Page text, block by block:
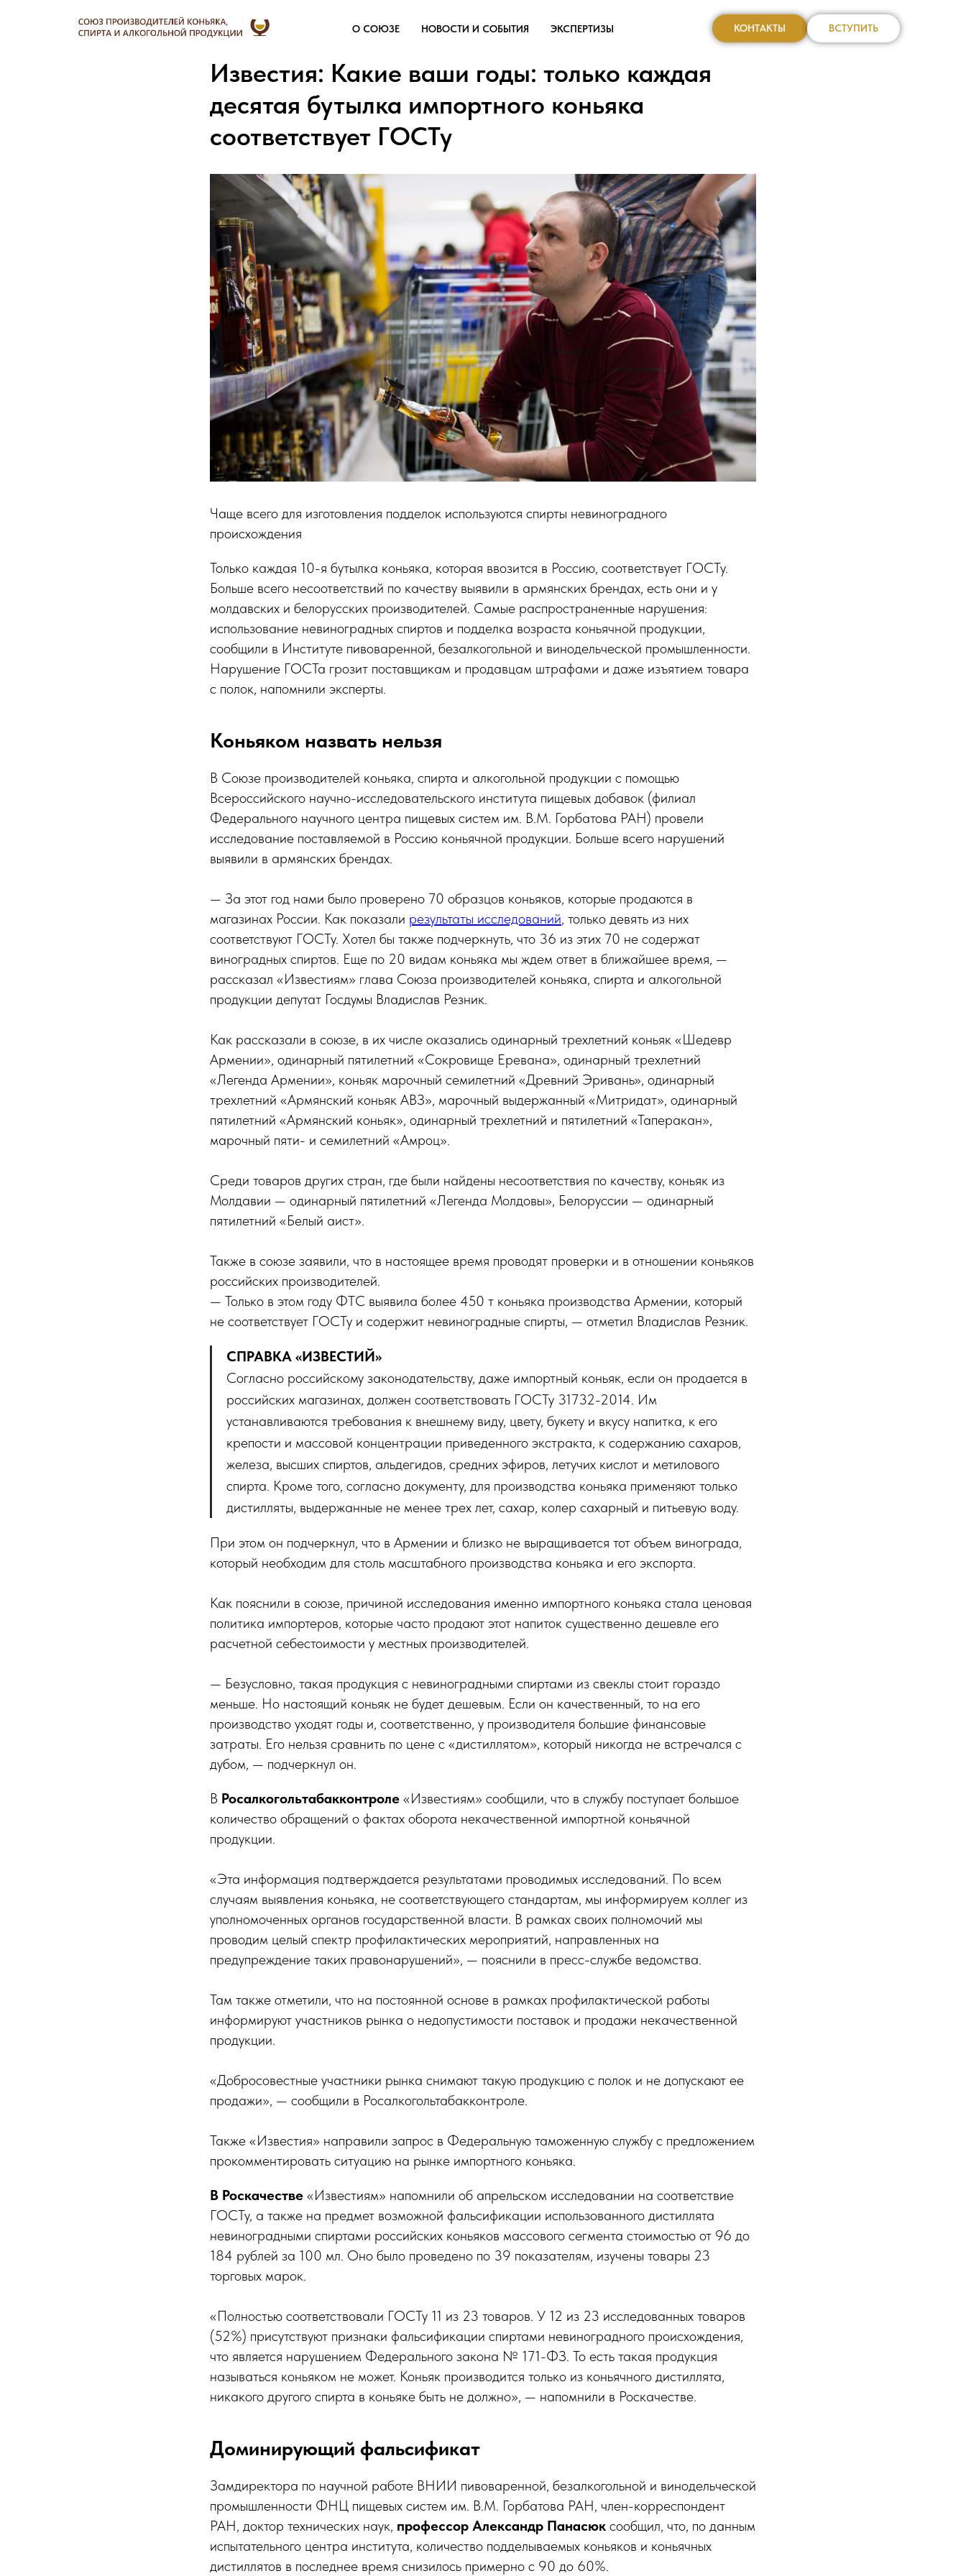
О СОЮЗЕ НОВОСТИ И СОБЫТИЯ ЭКСПЕРТИЗЫ КОНТАКТЫ ВСТУПИТЬ
Известия: Какие ваши годы: только каждая
десятая бутылка импортного коньяка
соответствует ГОСТу
Чаще всего для изготовления подделок используются спирты невиноградного
происхождения
Только каждая 10-я бутылка коньяка, которая ввозится в Россию, соответствует ГОСТу.
Больше всего несоответствий по качеству выявили в армянских брендах, есть они и у
молдавских и белорусских производителей. Самые распространенные нарушения:
использование невиноградных спиртов и подделка возраста коньячной продукции,
сообщили в Институте пивоваренной, безалкогольной и винодельческой промышленности.
Нарушение ГОСТа грозит поставщикам и продавцам штрафами и даже изъятием товара
с полок, напомнили эксперты.
Коньяком назвать нельзя
В Союзе производителей коньяка, спирта и алкогольной продукции с помощью
Всероссийского научно-исследовательского института пищевых добавок (филиал
Федерального научного центра пищевых систем им. В.М. Горбатова РАН) провели
исследование поставляемой в Россию коньячной продукции. Больше всего нарушений
выявили в армянских брендах.
— За этот год нами было проверено 70 образцов коньяков, которые продаются в
магазинах России. Как показали результаты исследований, только девять из них
соответствуют ГОСТу. Хотел бы также подчеркнуть, что 36 из этих 70 не содержат
виноградных спиртов. Еще по 20 видам коньяка мы ждем ответ в ближайшее время, —
рассказал «Известиям» глава Союза производителей коньяка, спирта и алкогольной
продукции депутат Госдумы Владислав Резник.
Как рассказали в союзе, в их числе оказались одинарный трехлетний коньяк «Шедевр
Армении», одинарный пятилетний «Сокровище Еревана», одинарный трехлетний
«Легенда Армении», коньяк марочный семилетний «Древний Эривань», одинарный
трехлетний «Армянский коньяк АВЗ», марочный выдержанный «Митридат», одинарный
пятилетний «Армянский коньяк», одинарный трехлетний и пятилетний «Таперакан»,
марочный пяти- и семилетний «Амроц».
Среди товаров других стран, где были найдены несоответствия по качеству, коньяк из
Молдавии — одинарный пятилетний «Легенда Молдовы», Белоруссии — одинарный
пятилетний «Белый аист».
Также в союзе заявили, что в настоящее время проводят проверки и в отношении коньяков
российских производителей.
— Только в этом году ФТС выявила более 450 т коньяка производства Армении, который
не соответствует ГОСТу и содержит невиноградные спирты, — отметил Владислав Резник.
СПРАВКА «ИЗВЕСТИЙ»
Согласно российскому законодательству, даже импортный коньяк, если он продается в
российских магазинах, должен соответствовать ГОСТу 31732-2014. Им
устанавливаются требования к внешнему виду, цвету, букету и вкусу напитка, к его
крепости и массовой концентрации приведенного экстракта, к содержанию сахаров,
железа, высших спиртов, альдегидов, средних эфиров, летучих кислот и метилового
спирта. Кроме того, согласно документу, для производства коньяка применяют только
дистилляты, выдержанные не менее трех лет, сахар, колер сахарный и питьевую воду.
При этом он подчеркнул, что в Армении и близко не выращивается тот объем винограда,
который необходим для столь масштабного производства коньяка и его экспорта.
Как пояснили в союзе, причиной исследования именно импортного коньяка стала ценовая
политика импортеров, которые часто продают этот напиток существенно дешевле его
расчетной себестоимости у местных производителей.
— Безусловно, такая продукция с невиноградными спиртами из свеклы стоит гораздо
меньше. Но настоящий коньяк не будет дешевым. Если он качественный, то на его
производство уходят годы и, соответственно, у производителя большие финансовые
затраты. Его нельзя сравнить по цене с «дистиллятом», который никогда не встречался с
дубом, — подчеркнул он.
В Росалкогольтабакконтроле «Известиям» сообщили, что в службу поступает большое
количество обращений о фактах оборота некачественной импортной коньячной
продукции.
«Эта информация подтверждается результатами проводимых исследований. По всем
случаям выявления коньяка, не соответствующего стандартам, мы информируем коллег из
уполномоченных органов государственной власти. В рамках своих полномочий мы
проводим целый спектр профилактических мероприятий, направленных на
предупреждение таких правонарушений», — пояснили в пресс-службе ведомства.
Там также отметили, что на постоянной основе в рамках профилактической работы
информируют участников рынка о недопустимости поставок и продажи некачественной
продукции.
«Добросовестные участники рынка снимают такую продукцию с полок и не допускают ее
продажи», — сообщили в Росалкогольтабакконтроле.
Также «Известия» направили запрос в Федеральную таможенную службу с предложением
прокомментировать ситуацию на рынке импортного коньяка.
В Роскачестве «Известиям» напомнили об апрельском исследовании на соответствие
ГОСТу, а также на предмет возможной фальсификации использованного дистиллята
невиноградными спиртами российских коньяков массового сегмента стоимостью от 96 до
184 рублей за 100 мл. Оно было проведено по 39 показателям, изучены товары 23
торговых марок.
«Полностью соответствовали ГОСТу 11 из 23 товаров. У 12 из 23 исследованных товаров
(52%) присутствуют признаки фальсификации спиртами невиноградного происхождения,
что является нарушением Федерального закона № 171-ФЗ. То есть такая продукция
называться коньяком не может. Коньяк производится только из коньячного дистиллята,
никакого другого спирта в коньяке быть не должно», — напомнили в Роскачестве.
Доминирующий фальсификат
Замдиректора по научной работе ВНИИ пивоваренной, безалкогольной и винодельческой
промышленности ФНЦ пищевых систем им. В.М. Горбатова РАН, член-корреспондент
РАН, доктор технических наук, профессор Александр Панасюк сообщил, что, по данным
испытательного центра института, количество подделываемых коньяков и коньячных
дистиллятов в последнее время снизилось примерно с 90 до 60%.